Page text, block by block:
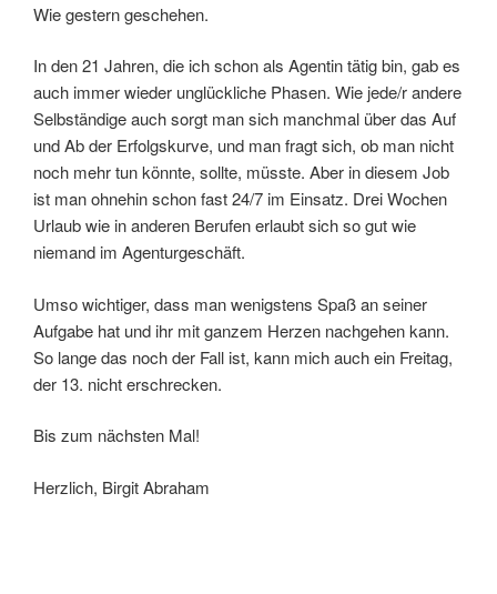
Wie gestern geschehen.
In den 21 Jahren, die ich schon als Agentin tätig bin, gab es
auch immer wieder unglückliche Phasen. Wie jede/r andere
Selbständige auch sorgt man sich manchmal über das Auf
und Ab der Erfolgskurve, und man fragt sich, ob man nicht
noch mehr tun könnte, sollte, müsste. Aber in diesem Job
ist man ohnehin schon fast 24/7 im Einsatz. Drei Wochen
Urlaub wie in anderen Berufen erlaubt sich so gut wie
niemand im Agenturgeschäft.
Umso wichtiger, dass man wenigstens Spaß an seiner
Aufgabe hat und ihr mit ganzem Herzen nachgehen kann.
So lange das noch der Fall ist, kann mich auch ein Freitag,
der 13. nicht erschrecken.
Bis zum nächsten Mal!
Herzlich, Birgit Abraham